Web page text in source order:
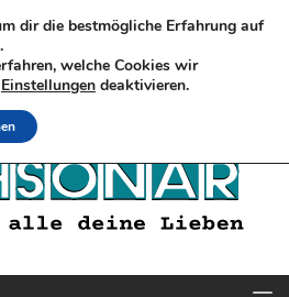
dir die bestmögliche Erfahrung auf
welche Cookies wir
Einstellungen deaktivieren.